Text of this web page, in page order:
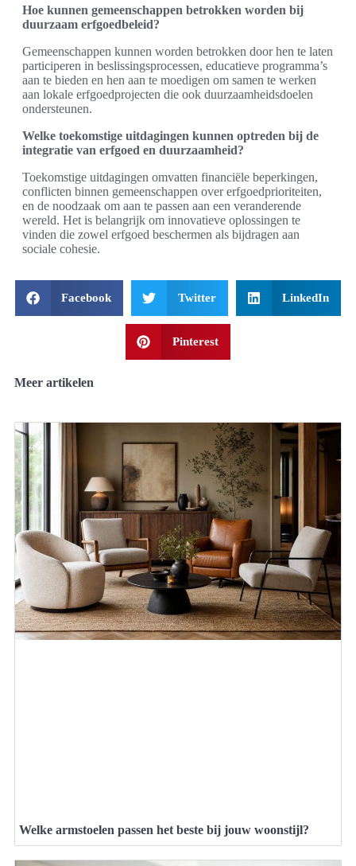
Hoe kunnen gemeenschappen betrokken worden bij
duurzaam erfgoedbeleid?
Gemeenschappen kunnen worden betrokken door hen te laten
participeren in beslissingsprocessen, educatieve programma’s
aan te bieden en hen aan te moedigen om samen te werken
aan lokale erfgoedprojecten die ook duurzaamheidsdoelen
ondersteunen.
Welke toekomstige uitdagingen kunnen optreden bij de
integratie van erfgoed en duurzaamheid?
Toekomstige uitdagingen omvatten financiële beperkingen,
conflicten binnen gemeenschappen over erfgoedprioriteiten,
en de noodzaak om aan te passen aan een veranderende
wereld. Het is belangrijk om innovatieve oplossingen te
vinden die zowel erfgoed beschermen als bijdragen aan
sociale cohesie.
Facebook Twitter LinkedIn
Pinterest
Meer artikelen
Welke armstoelen passen het beste bij jouw woonstijl?